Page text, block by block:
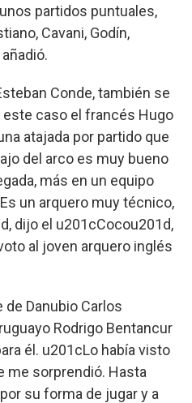
partidos puntuales,
Cavani, Godín,
Conde, también se
caso el francés Hugo
atajada por partido que
del arco es muy bueno
más en un equipo
un arquero muy técnico,
dijo el u201cCocou201d,
al joven arquero inglés
de Danubio Carlos
Rodrigo Bentancur
él. u201cLo había visto
me sorprendió. Hasta
su forma de jugar y a